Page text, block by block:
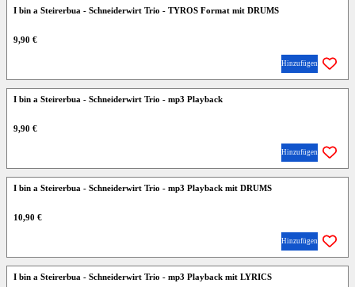
I bin a Steirerbua - Schneiderwirt Trio - TYROS Format mit DRUMS
9,90 €
Hinzufügen
I bin a Steirerbua - Schneiderwirt Trio - mp3 Playback
9,90 €
Hinzufügen
I bin a Steirerbua - Schneiderwirt Trio - mp3 Playback mit DRUMS
10,90 €
Hinzufügen
I bin a Steirerbua - Schneiderwirt Trio - mp3 Playback mit LYRICS